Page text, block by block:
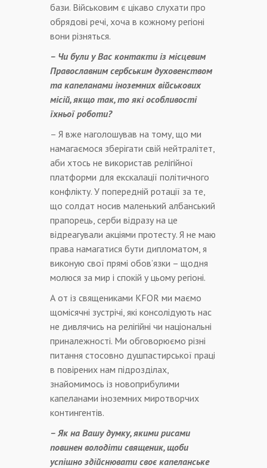
бази. Військовим є цікаво слухати про
обрядові речі, хоча в кожному регіоні
вони різняться.
– Чи були у Вас контакти із місцевим
Православним сербським духовенством
та капеланами іноземних військових
місій, якщо так, то які особливості
їхньої роботи?
– Я вже наголошував на тому, що ми
намагаємося зберігати свій нейтралітет,
аби хтось не використав релігійної
платформи для екскалації політичного
конфлікту. У попередній ротації за те,
що солдат носив маленький албанський
прапорець, серби відразу на це
відреагували акціями протесту. Я не маю
права намагатися бути дипломатом, я
виконую свої прямі обов’язки – щодня
молюся за мир і спокій у цьому регіоні.
А от із священиками KFOR ми маємо
щомісячні зустрічі, які консолідують нас
не дивлячись на релігійні чи національні
приналежності. Ми обговорюємо різні
питання стосовно душпастирської праці
в повірених нам підрозділах,
знайомимось із новоприбулими
капеланами іноземних миротворчих
контингентів.
– Як на Вашу думку, якими рисами
повинен володіти священик, щоби
успішно здійснювати своє капеланське